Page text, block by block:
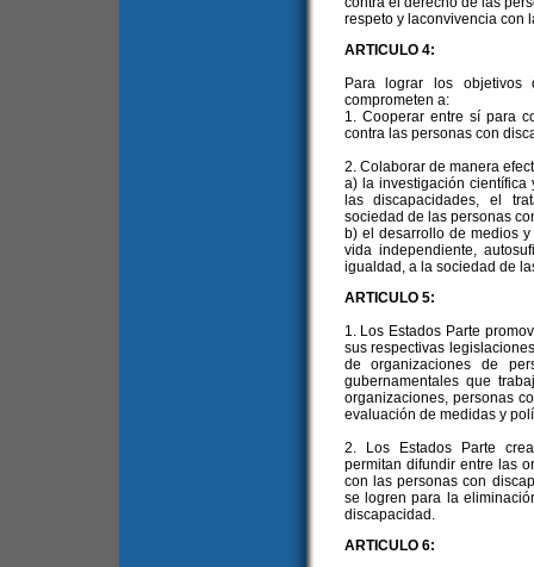
respeto y laconvivencia con
ARTICULO 4:
Para lograr los objetivos
comprometen a:
1. Cooperar entre sí para
contra las personas con
2. Colaborar de manera
a) la investigación
las discapacidades, el
sociedad de las personas
b) el desarrollo de medios
vida independiente,
igualdad, a la sociedad de
ARTICULO 5:
1. Los Estados Parte
sus respectivas
de organizaciones de
gubernamentales que
organizaciones, personas
evaluación de medidas y
2. Los Estados Parte
permitan difundir entre las
con las personas con
se logren para la
discapacidad.
ARTICULO 6: